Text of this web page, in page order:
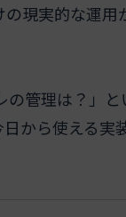
現実的な運用
管理は？」と
から使える実